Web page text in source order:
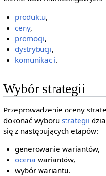
produktu,
ceny,
promocji,
dystrybucji,
komunikacji.
Wybór strategii
Przeprowadzenie oceny
dokonać wyboru strategii
się z następujących etapów:
generowanie wariantów,
ocena wariantów,
wybór wariantu.